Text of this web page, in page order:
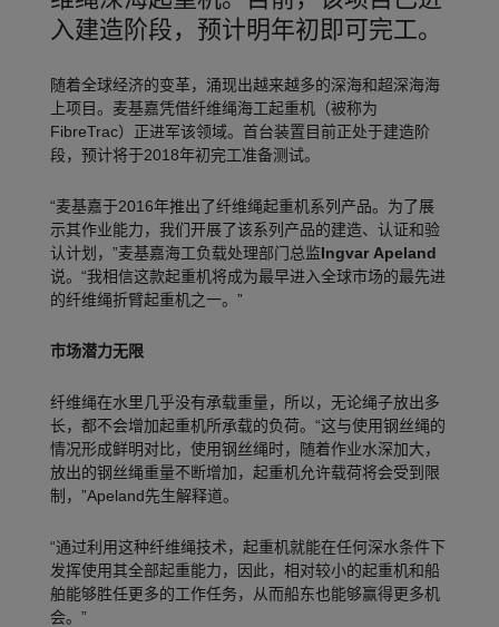
入建造阶段，预计明年初即可完工。
随着全球经济的变革，涌现出越来越多的深海和超深海海
上项目。麦基嘉凭借纤维绳海工起重机（被称为
FibreTrac）正进军该领域。首台装置目前正处于建造阶
段，预计将于2018年初完工准备测试。
“麦基嘉于2016年推出了纤维绳起重机系列产品。为了展
示其作业能力，我们开展了该系列产品的建造、认证和验
认计划，”麦基嘉海工负载处理部门总监Ingvar Apeland
说。“我相信这款起重机将成为最早进入全球市场的最先进
的纤维绳折臂起重机之一。”
市场潜力无限
纤维绳在水里几乎没有承载重量，所以，无论绳子放出多
长，都不会增加起重机所承载的负荷。“这与使用钢丝绳的
情况形成鲜明对比，使用钢丝绳时，随着作业水深加大，
放出的钢丝绳重量不断增加，起重机允许载荷将会受到限
制，”Apeland先生解释道。
“通过利用这种纤维绳技术，起重机就能在任何深水条件下
发挥使用其全部起重能力，因此，相对较小的起重机和船
舶能够胜任更多的工作任务，从而船东也能够赢得更多机
会。”